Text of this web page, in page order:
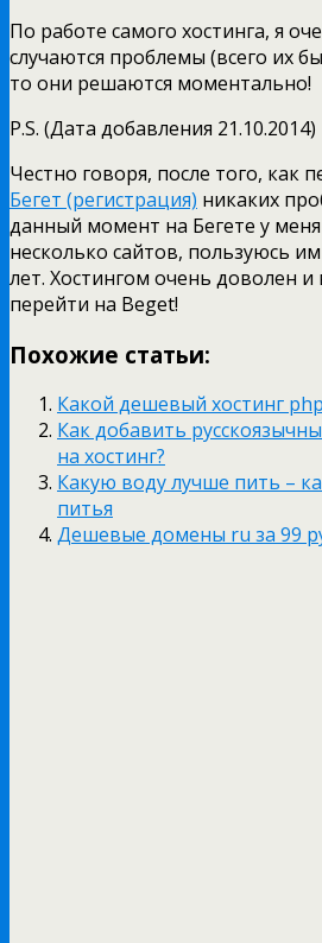
По работе самого хостинга, я
случаются проблемы (всего их
то они решаются моментально!
P.S. (Дата добавления 21.10.2014)
Честно говоря, после того, как
Бегет (регистрация) никаких
данный момент на Бегете у меня
несколько сайтов, пользуюсь
лет. Хостингом очень доволен
перейти на Beget!
Похожие статьи:
Какой дешевый хостинг
Как добавить
на хостинг?
Какую воду лучше пить –
питья
Дешевые домены ru за 99